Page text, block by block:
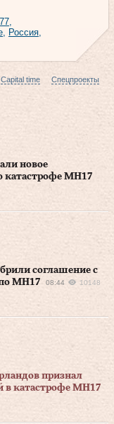
,
, Россия,
Capital time
Спецпроекты
новое
катастрофе MH17
соглашение с
МН17
08:44 10148
признал
в катастрофе МН17